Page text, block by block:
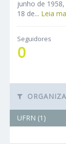
junho de
18 de... Leia
Seguidores
0
UFRN (1)